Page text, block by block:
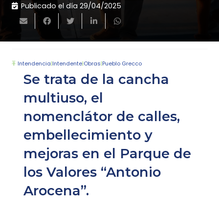
Publicado el día 29/04/2025
Intendencia|Intendente|Obras|Pueblo Grecco
Se trata de la cancha
multiuso, el
nomenclátor de calles,
embellecimiento y
mejoras en el Parque de
los Valores “Antonio
Arocena”.